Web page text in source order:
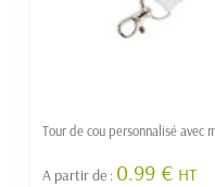
Tour de cou personnalisé avec
A partir de : 0.99 € HT